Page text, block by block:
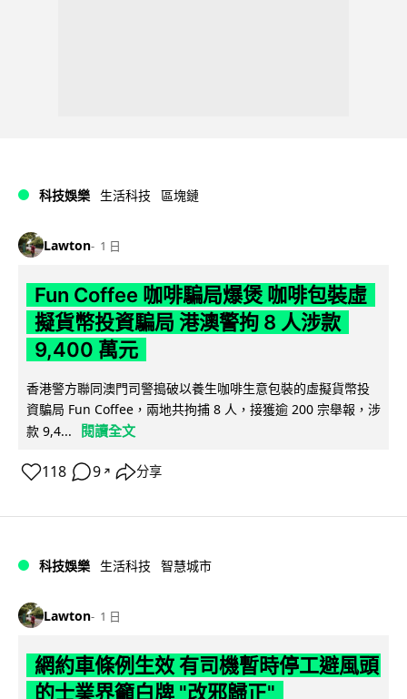
科技娛樂 生活科技 區塊鏈
Lawton 1 日
Fun Coffee 咖啡騙局爆煲 咖啡包裝虛
擬貨幣投資騙局 港澳警拘 8 人涉款
9,400 萬元
香港警方聯同澳門司警搗破以養生咖啡生意包裝的虛擬貨幣投
資騙局 Fun Coffee，兩地共拘捕 8 人，接獲逾 200 宗舉報，涉
款 9,4...
閱讀全文
118 9 ↗ 分享
科技娛樂 生活科技 智慧城市
Lawton 1 日
網約車條例生效 有司機暫時停工避風頭
的士業界籲白牌 "改邪歸正"